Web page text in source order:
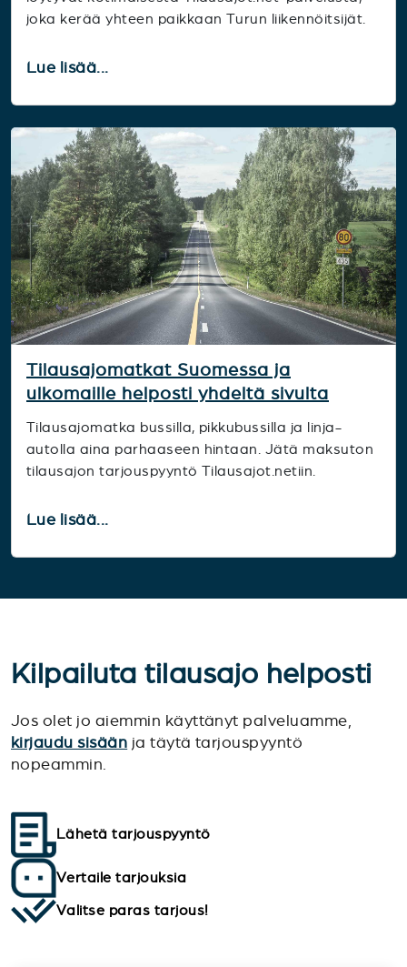
joka kerää yhteen paikkaan Turun liikennöitsijät.
Lue lisää...
Tilausajomatkat Suomessa ja
ulkomaille helposti yhdeltä sivulta
Tilausajomatka bussilla, pikkubussilla ja linja-
autolla aina parhaaseen hintaan. Jätä maksuton
tilausajon tarjouspyyntö Tilausajot.netiin.
Lue lisää...
Kilpailuta tilausajo helposti
Jos olet jo aiemmin käyttänyt palveluamme,
kirjaudu sisään ja täytä tarjouspyyntö
nopeammin.
Lähetä tarjouspyyntö
Vertaile tarjouksia
Valitse paras tarjous!